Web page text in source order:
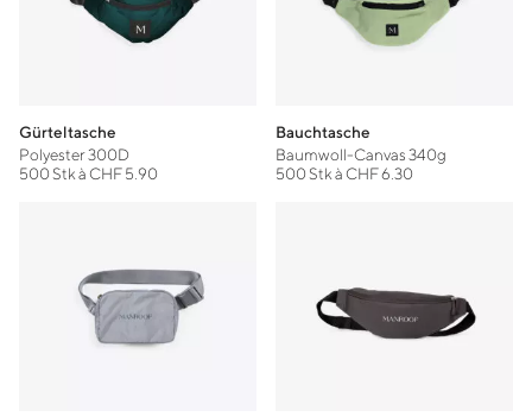
Gürteltasche
Polyester 300D
500 Stk à CHF 5.90
Bauchtasche
Baumwoll-Canvas 340g
500 Stk à CHF 6.30